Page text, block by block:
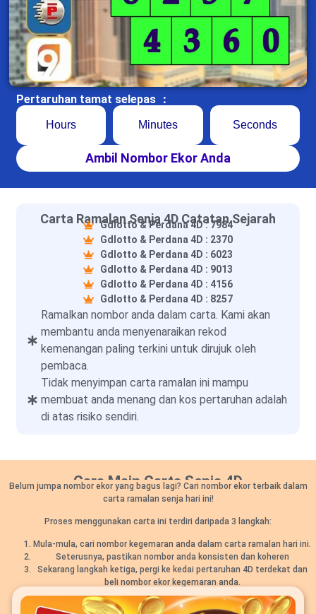
Pertaruhan tamat selepas ：
Hours Minutes Seconds
Ambil Nombor Ekor Anda
Carta Ramalan Senja 4D Catatan Sejarah
Gdlotto & Perdana 4D : 7984
Gdlotto & Perdana 4D : 2370
Gdlotto & Perdana 4D : 6023
Gdlotto & Perdana 4D : 9013
Gdlotto & Perdana 4D : 4156
Gdlotto & Perdana 4D : 8257
Ramalkan nombor anda dalam carta. Kami akan
membantu anda menyenaraikan rekod
kemenangan paling terkini untuk dirujuk oleh
pembaca.
Tidak menyimpan carta ramalan ini mampu
membuat anda menang dan kos pertaruhan adalah
di atas risiko sendiri.
Cara Main Carta Senja 4D
Belum jumpa nombor ekor yang bagus lagi? Cari nombor ekor terbaik dalam
carta ramalan senja hari ini!
Proses menggunakan carta ini terdiri daripada 3 langkah:
Mula-mula, cari nombor kegemaran anda dalam carta ramalan hari ini.
Seterusnya, pastikan nombor anda konsisten dan koheren
Sekarang langkah ketiga, pergi ke kedai pertaruhan 4D terdekat dan
beli nombor ekor kegemaran anda.